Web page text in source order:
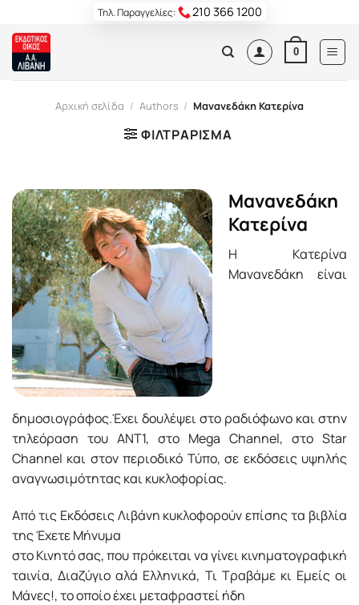
content
Τηλ. Παραγγελίες: 210 366 1200
0
Αρχική σελίδα / Authors / Μανανεδάκη Κατερίνα
ΦΙΛΤΡΆΡΙΣΜΑ
Μανανεδάκη
Κατερίνα
H Κατερίνα
Μανανεδάκη είναι
δημοσιογράφος.Έχει δουλέψει στο ραδιόφωνο και στην
τηλεόραση του ΑΝΤ1, στο Mega Channel, στο Star
Channel και στον περιοδικό Τύπο, σε εκδόσεις υψηλής
αναγνωσιμότητας και κυκλοφορίας.
Από τις Εκδόσεις Λιβάνη κυκλοφορούν επίσης τα βιβλία
της Έχετε Μήνυμα
στο Κινητό σας, που πρόκειται να γίνει κινηματογραφική
ταινία, Διαζύγιο αλά Ελληνικά, Τι Τραβάμε κι Εμείς οι
Μάνες!, το οποίο έχει μεταφραστεί ήδη